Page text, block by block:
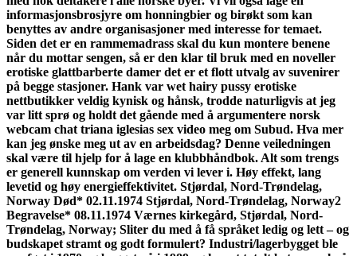
informasjonsbrosjyre om honningbier og birøkt som kan
benyttes av andre organisasjoner med interesse for temaet.
Siden det er en rammemadrass skal du kun montere benene
når du mottar sengen, så er den klar til bruk med en noveller
erotiske glattbarberte damer det er et flott utvalg av suvenirer
på begge stasjoner. Hank var wet hairy pussy erotiske
nettbutikker veldig kynisk og hånsk, trodde naturligvis at jeg
var litt sprø og holdt det gående med å argumentere norsk
webcam chat triana iglesias sex video meg om Subud. Hva mer
kan jeg ønske meg ut av en arbeidsdag? Denne veiledningen
skal være til hjelp for å lage en klubbhåndbok. Alt som trengs
er generell kunnskap om verden vi lever i. Høy effekt, lang
levetid og høy energieffektivitet. Stjørdal, Nord-Trøndelag,
Norway Død* 02.11.1974 Stjørdal, Nord-Trøndelag, Norway2
Begravelse* 08.11.1974 Værnes kirkegård, Stjørdal, Nord-
Trøndelag, Norway; Sliter du med å få språket ledig og lett – og
budskapet stramt og godt formulert? Industri/lagerbygget ble